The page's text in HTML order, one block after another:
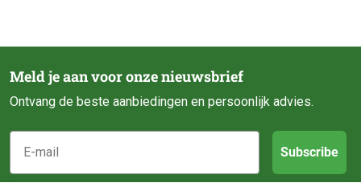
Meld je aan voor onze nieuwsbrief
Ontvang de beste aanbiedingen en persoonlijk advies.
E-mail
Subscribe